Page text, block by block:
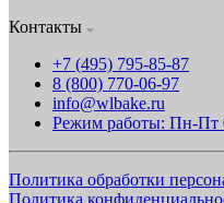
Контакты
+7 (495) 795-85-87
8 (800) 770-06-97
info@wlbake.ru
Режим работы: Пн-Пт
Политика обработки
Политика